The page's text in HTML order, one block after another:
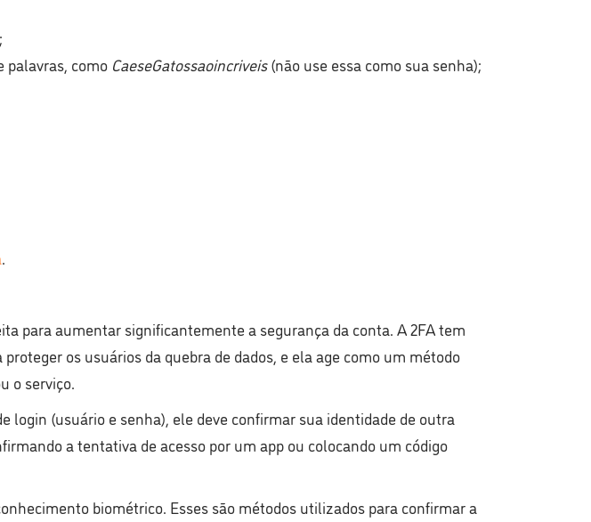
palavras, como CaeseGatossaoincriveis(não use essa como sua senha);
.
para aumentar significantemente a segurança da conta. A 2FA tem
os usuários da quebra de dados, e ela age como um método
o serviço.
login (usuário e senha), ele deve confirmar sua identidade de outra
a tentativa de acesso por um app ou colocando um código
biométrico. Esses são métodos utilizados para confirmar a